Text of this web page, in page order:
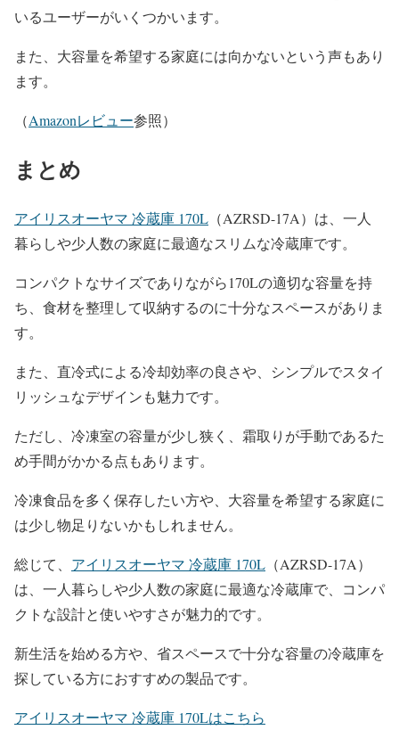
いるユーザーがいくつかいます。
また、大容量を希望する家庭には向かないという声もあり
ます。
（Amazonレビュー参照）
まとめ
アイリスオーヤマ 冷蔵庫 170L （AZRSD-17A）は、一人
暮らしや少人数の家庭に最適なスリムな冷蔵庫です。
コンパクトなサイズでありながら170Lの適切な容量を持
ち、食材を整理して収納するのに十分なスペースがありま
す。
また、直冷式による冷却効率の良さや、シンプルでスタイ
リッシュなデザインも魅力です。
ただし、冷凍室の容量が少し狭く、霜取りが手動であるた
め手間がかかる点もあります。
冷凍食品を多く保存したい方や、大容量を希望する家庭に
は少し物足りないかもしれません。
総じて、 アイリスオーヤマ 冷蔵庫 170L （AZRSD-17A）
は、一人暮らしや少人数の家庭に最適な冷蔵庫で、コンパ
クトな設計と使いやすさが魅力的です。
新生活を始める方や、省スペースで十分な容量の冷蔵庫を
探している方におすすめの製品です。
アイリスオーヤマ 冷蔵庫 170Lはこちら